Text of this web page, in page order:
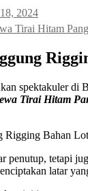
2024
Tirai Hitam
spektakuler di
Tirai Hitam
penutup, tetapi
latar